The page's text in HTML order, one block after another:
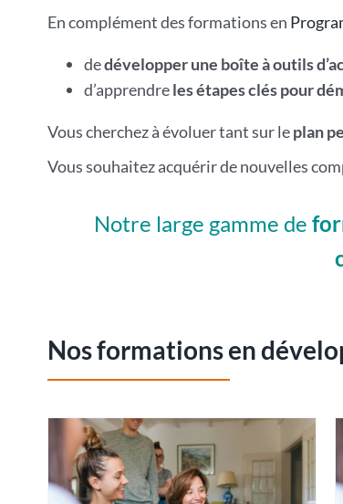
En complément des formations en
dedévelopper une boîte à outils
d’apprendreles étapes clés pour
Vous cherchez à évoluer tant sur leplan
Vous souhaitez acquérir de nouvelles
Notre large gamme de
Nos formations en